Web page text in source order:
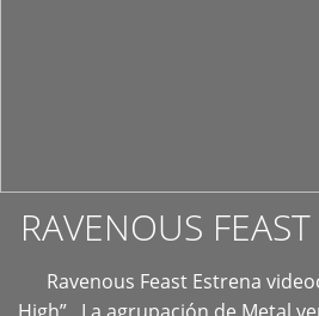
RAVENOUS FEAST
Ravenous Feast Estrena